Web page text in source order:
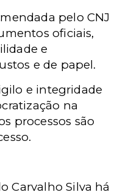
pelo CNJ
oficiais,
e
e de papel.
e integridade
na
processos são
Carvalho Silva há